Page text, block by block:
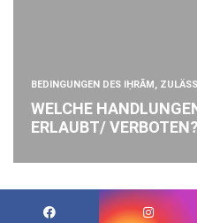
BEDINGUNGEN DES IḤRĀM,
WELCHE
ERLAUBT/ VERBOTEN?